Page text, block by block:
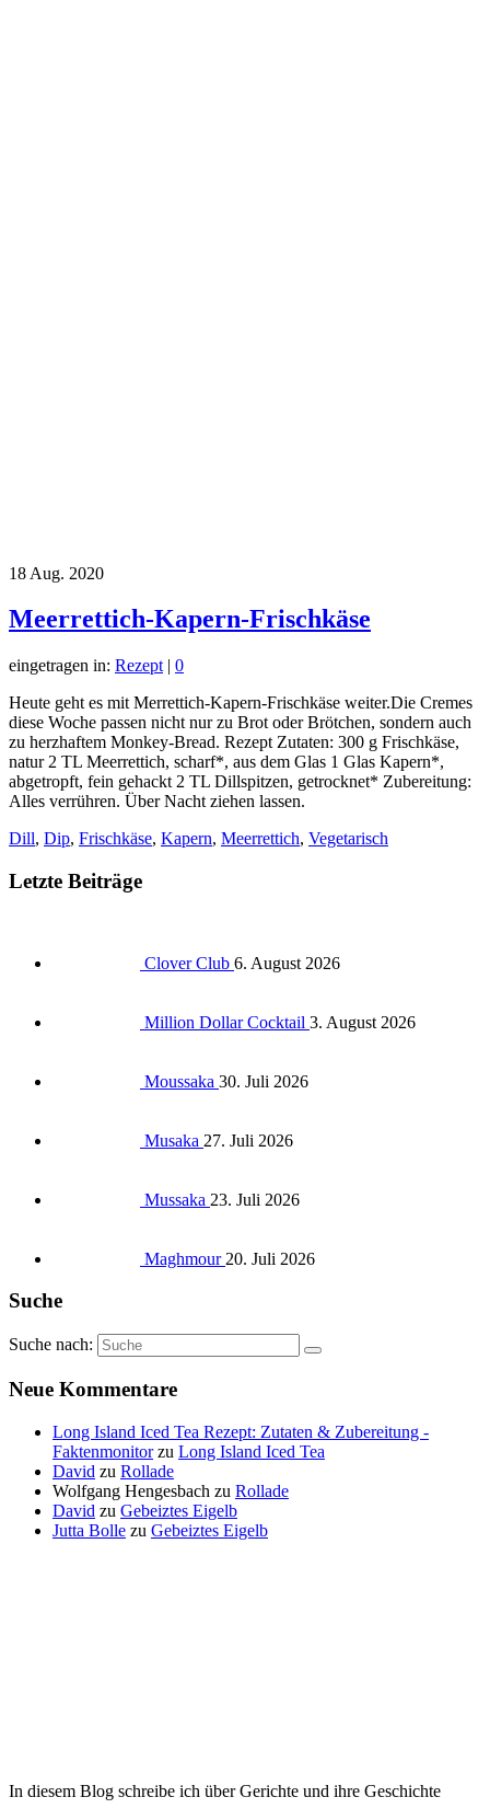
18 Aug. 2020
Meerrettich-Kapern-Frischkäse
eingetragen in: Rezept | 0
Heute geht es mit Merrettich-Kapern-Frischkäse weiter.Die Cremes
diese Woche passen nicht nur zu Brot oder Brötchen, sondern auch
zu herzhaftem Monkey-Bread. Rezept Zutaten: 300 g Frischkäse,
natur 2 TL Meerrettich, scharf*, aus dem Glas 1 Glas Kapern*,
abgetropft, fein gehackt 2 TL Dillspitzen, getrocknet* Zubereitung:
Alles verrühren. Über Nacht ziehen lassen.
Dill, Dip, Frischkäse, Kapern, Meerrettich, Vegetarisch
Letzte Beiträge
Clover Club 6. August 2026
Million Dollar Cocktail 3. August 2026
Moussaka 30. Juli 2026
Musaka 27. Juli 2026
Mussaka 23. Juli 2026
Maghmour 20. Juli 2026
Suche
Suche nach:
Neue Kommentare
Long Island Iced Tea Rezept: Zutaten & Zubereitung -
Faktenmonitorzu Long Island Iced Tea
David zu Rollade
Wolfgang Hengesbach zu Rollade
David zu Gebeiztes Eigelb
Jutta Bolle zu Gebeiztes Eigelb
In diesem Blog schreibe ich über Gerichte und ihre Geschichte